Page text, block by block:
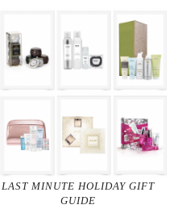
LAST MINUTE HOLIDAY GIFT
GUIDE